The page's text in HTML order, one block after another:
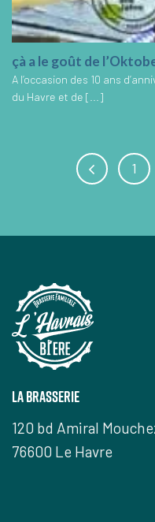
çà a le goût de
A l’occasion des 10 ans
du Havre et de [...]
1
la brasserie
120 bd Amiral
76600 Le Havre